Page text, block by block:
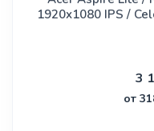
1920x1080 IPS /
3
от